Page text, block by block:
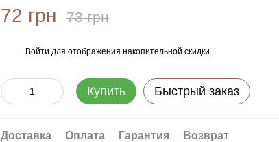
72 грн 73 грн
Войти для отображения накопительной скидки
Купить Быстрый заказ
Доставка Оплата Гарантия
Возврат